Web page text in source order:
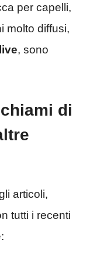
per capelli,
molto diffusi,
, sono
di
articoli,
tutti i recenti